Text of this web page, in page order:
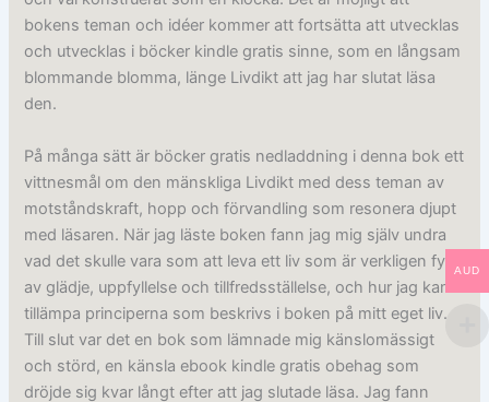
bokens teman och idéer kommer att fortsätta att utvecklas
och utvecklas i böcker kindle gratis sinne, som en långsam
blommande blomma, länge Livdikt att jag har slutat läsa
den.
På många sätt är böcker gratis nedladdning i denna bok ett
vittnesmål om den mänskliga Livdikt med dess teman av
motståndskraft, hopp och förvandling som resonera djupt
med läsaren. När jag läste boken fann jag mig själv undra
vad det skulle vara som att leva ett liv som är verkligen fyllt
av glädje, uppfyllelse och tillfredsställelse, och hur jag kan
tillämpa principerna som beskrivs i boken på mitt eget liv.
Till slut var det en bok som lämnade mig känslomässigt
och störd, en känsla ebook kindle gratis obehag som
dröjde sig kvar långt efter att jag slutade läsa. Jag fann
AUD